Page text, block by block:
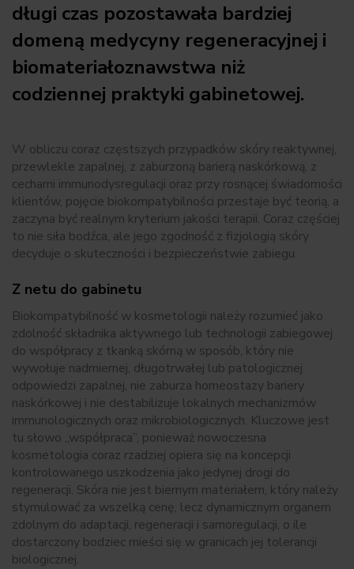
długi czas pozostawała bardziej
domeną medycyny regeneracyjnej i
biomateriałoznawstwa niż
codziennej praktyki gabinetowej.
W obliczu coraz częstszych przypadków skóry reaktywnej,
przewlekle zapalnej, z zaburzoną barierą naskórkową, z
cechami immunodysregulacji oraz przy rosnącej świadomości
klientów, pojęcie biokompatybilności przestaje być teorią, a
zaczyna być realnym kryterium jakości terapii. Coraz częściej
to nie siła bodźca, ale jego zgodność z fizjologią skóry
decyduje o skuteczności i bezpieczeństwie zabiegu.
Z netu do gabinetu
Biokompatybilność w kosmetologii należy rozumieć jako
zdolność składnika aktywnego lub technologii zabiegowej
do współpracy z tkanką skórną w sposób, który nie
wywołuje nadmiernej, długotrwałej lub patologicznej
odpowiedzi zapalnej, nie zaburza homeostazy bariery
naskórkowej i nie destabilizuje lokalnych mechanizmów
immunologicznych oraz mikrobiologicznych. Kluczowe jest
tu słowo „współpraca”, ponieważ nowoczesna
kosmetologia coraz rzadziej opiera się na koncepcji
kontrolowanego uszkodzenia jako jedynej drogi do
regeneracji. Skóra nie jest biernym materiałem, który należy
stymulować za wszelką cenę, lecz dynamicznym organem
zdolnym do adaptacji, regeneracji i samoregulacji, o ile
dostarczony bodziec mieści się w granicach jej tolerancji
biologicznej.